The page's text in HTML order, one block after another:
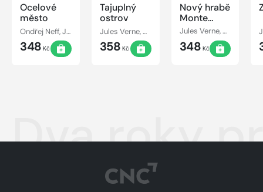
Ocelové
město
Ondřej Neff, Jules Verne
348 Kč
Tajuplný
ostrov
Jules Verne, Ondřej Neff
358 Kč
Nový hrabě
Monte
Christo
Jules Verne, Ondřej Neff
348 Kč
Dva roky